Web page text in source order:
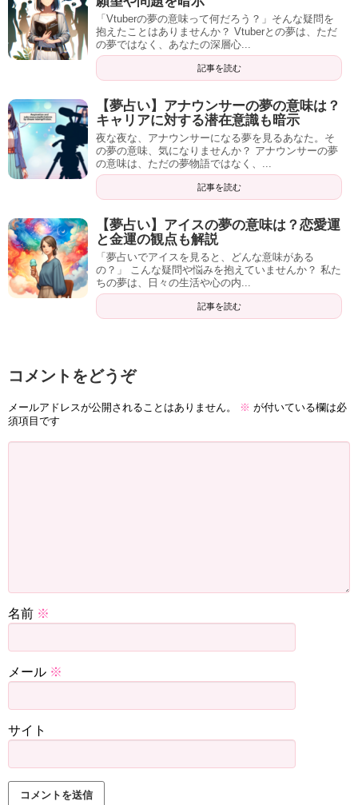
「Vtuberの夢の意味って何だろう？」そんな疑問を
抱えたことはありませんか？ Vtuberとの夢は、ただ
の夢ではなく、あなたの深層心...
記事を読む
【夢占い】アナウンサーの夢の意味は？
キャリアに対する潜在意識も暗示
夜な夜な、アナウンサーになる夢を見るあなた。そ
の夢の意味、気になりませんか？ アナウンサーの夢
の意味は、ただの夢物語ではなく、...
記事を読む
【夢占い】アイスの夢の意味は？恋愛運
と金運の観点も解説
「夢占いでアイスを見ると、どんな意味がある
の？」 こんな疑問や悩みを抱えていませんか？ 私た
ちの夢は、日々の生活や心の内...
記事を読む
コメントをどうぞ
メールアドレスが公開されることはありません。 ※ が付いている欄は必
須項目です
名前 ※
メール ※
サイト